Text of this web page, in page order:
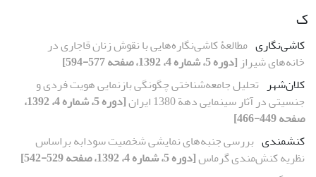
ک
کاشی‌نگاری مطالعۀ کاشی‌نگاره‌هایی با نقوش زنان قاجاری در
خانه‌های شیراز [دوره 5، شماره 4، 1392، صفحه 577-594]
کلان‌شهر تحلیل جامعه‌شناختی چگونگی بازنمایی هویت فردی و
جنسیتی در آثار سینمایی دهة 1380 ایران
[دوره 5، شماره 4، 1392،
صفحه 449-466]
کنش‏مندی بررسی جنبه‌های نمایشی شخصیت سودابه براساس
نظریه کنش‌مندی گرماس[دوره 5، شماره 4، 1392، صفحه 529-542]